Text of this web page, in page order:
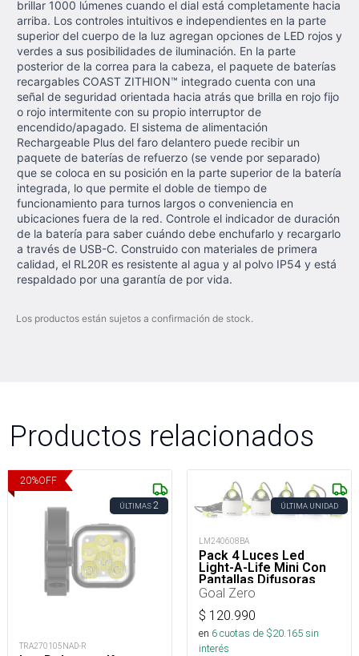
brillar 1000 lúmenes cuando el dial está completamente hacia
arriba. Los controles intuitivos e independientes en la parte
superior del cuerpo de la luz agregan opciones de LED rojos y
verdes a sus posibilidades de iluminación. En la parte
posterior de la correa para la cabeza, el paquete de baterías
recargables COAST ZITHION™ integrado cuenta con una
señal de seguridad orientada hacia atrás que brilla en rojo fijo
o rojo intermitente con su propio interruptor de
encendido/apagado. El sistema de alimentación
Rechargeable Plus del faro delantero puede recibir un
paquete de baterías de refuerzo (se vende por separado)
que se coloca en su posición en la parte superior de la batería
integrada, lo que permite el doble de tiempo de
funcionamiento para turnos largos o conveniencia en
ubicaciones fuera de la red. Controle el indicador de duración
de la batería para saber cuándo debe enchufarlo y recargarlo
a través de USB-C. Construido con materiales de primera
calidad, el RL20R es resistente al agua y al polvo IP54 y está
respaldado por una garantía de por vida.
Los productos están sujetos a confirmación de stock.
Productos relacionados
20%OFF
ÚLTIMAS2
TRA270105NAD-R
ÚLTIMA UNIDAD
LM240608BA
Pack 4 Luces Led
Light-A-Life Mini Con
Pantallas Difusoras
110 Lúmenes
Goal Zero
$ 120.990
en 6cuotas de $20.165sin
interés